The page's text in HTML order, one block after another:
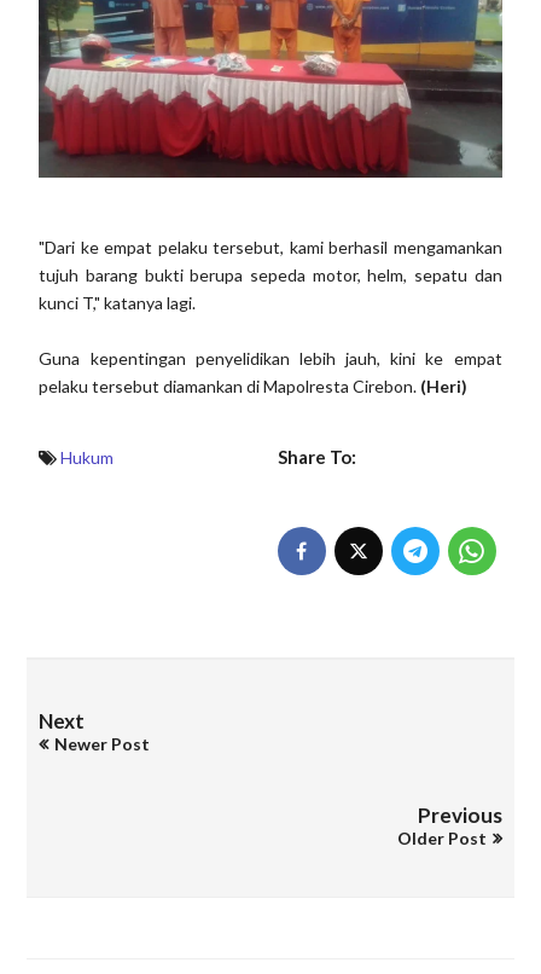
"Dari ke empat pelaku tersebut, kami berhasil mengamankan
tujuh barang bukti berupa sepeda motor, helm, sepatu dan
kunci T," katanya lagi.
Guna kepentingan penyelidikan lebih jauh, kini ke empat
pelaku tersebut diamankan di Mapolresta Cirebon. (Heri)
Hukum Share To:
Next
Newer Post
Previous
Older Post